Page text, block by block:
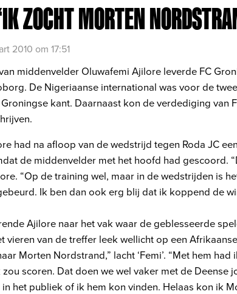
ZOCHT MORTEN
2010 om 17:51
middenvelder Oluwafemi Ajilore leverde FC
De Nigeriaanse international was voor de
kant. Daarnaast kon de verdediging van
had na afloop van de wedstrijd tegen Roda JC
de middenvelder met het hoofd had gescoord.
“Op de training wel, maar in de wedstrijden is
Ik ben dan ook erg blij dat ik koppend de
Ajilore naar het vak waar de geblesseerde
vieren van de treffer leek wellicht op een
Morten Nordstrand,” lacht ‘Femi’. “Met hem
scoren. Dat doen we wel vaker met de Deense
het publiek of ik hem kon vinden. Helaas kon ik